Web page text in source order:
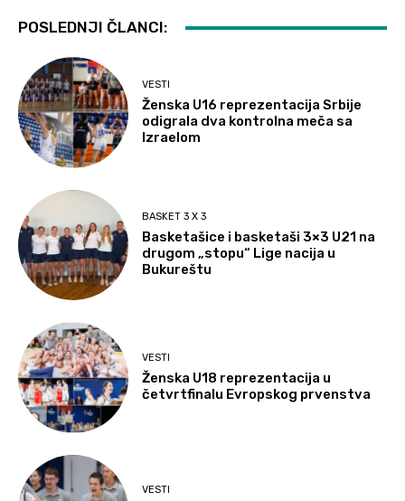
POSLEDNJI ČLANCI:
VESTI
Ženska U16 reprezentacija Srbije
odigrala dva kontrolna meča sa
Izraelom
BASKET 3 X 3
Basketašice i basketaši 3×3 U21 na
drugom „stopu“ Lige nacija u
Bukureštu
VESTI
Ženska U18 reprezentacija u
četvrtfinalu Evropskog prvenstva
VESTI